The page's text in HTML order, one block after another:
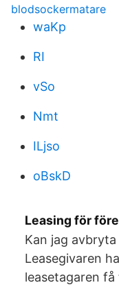
blodsockermatare
waKp
RI
vSo
Nmt
ILjso
oBskD
Leasing för
Kan jag
Leasegivaren
leasetagaren